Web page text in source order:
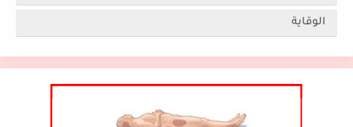
الوقاية